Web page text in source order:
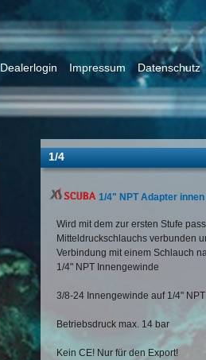
Dealerlogin Impressum Datenschutz
1/4
1/4" NPT Adapter innen
Wird mit dem zur ersten Stufe
Mitteldruckschlauchs verbunden
Verbindung mit einem Schlauch
1/4" NPT Innengewinde
3/8-24 Innengewinde auf 1/4"
Betriebsdruck max. 14 bar
Kein CE! Nur für den Export!